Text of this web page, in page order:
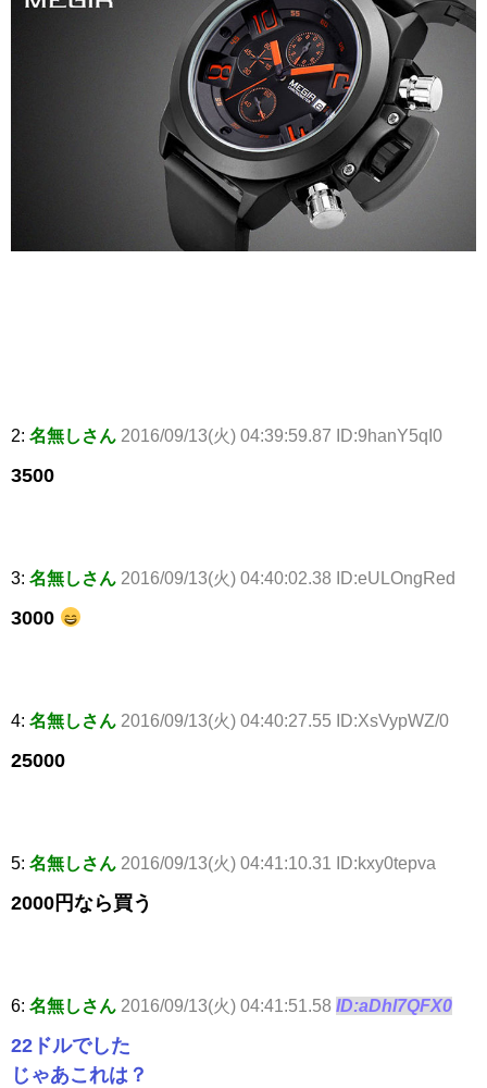
2: 名無しさん 2016/09/13(火) 04:39:59.87 ID:9hanY5qI0
3500
3: 名無しさん 2016/09/13(火) 04:40:02.38 ID:eULOngRed
3000
4: 名無しさん 2016/09/13(火) 04:40:27.55 ID:XsVypWZ/0
25000
5: 名無しさん 2016/09/13(火) 04:41:10.31 ID:kxy0tepva
2000円なら買う
6: 名無しさん 2016/09/13(火) 04:41:51.58 ID:aDhl7QFX0
22ドルでした
じゃあこれは？